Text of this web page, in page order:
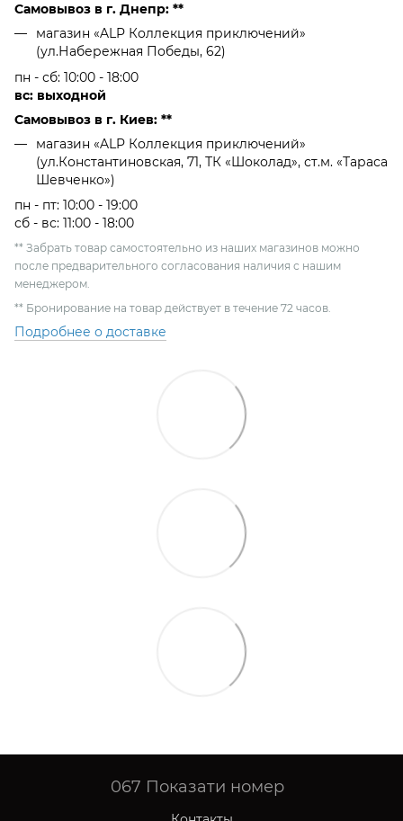
Самовывоз в г. Днепр: **
магазин «ALP Коллекция приключений»
(ул.Набережная Победы, 62)
пн - сб: 10:00 - 18:00
вс: выходной
Самовывоз в г. Киев: **
магазин «ALP Коллекция приключений»
(ул.Константиновская, 71, ТК «Шоколад», ст.м. «Тараса
Шевченко»)
пн - пт: 10:00 - 19:00
сб - вс: 11:00 - 18:00
** Забрать товар самостоятельно из наших магазинов можно
после предварительного согласования наличия с нашим
менеджером.
** Бронирование на товар действует в течение 72 часов.
Подробнее о доставке
067 Показати номер